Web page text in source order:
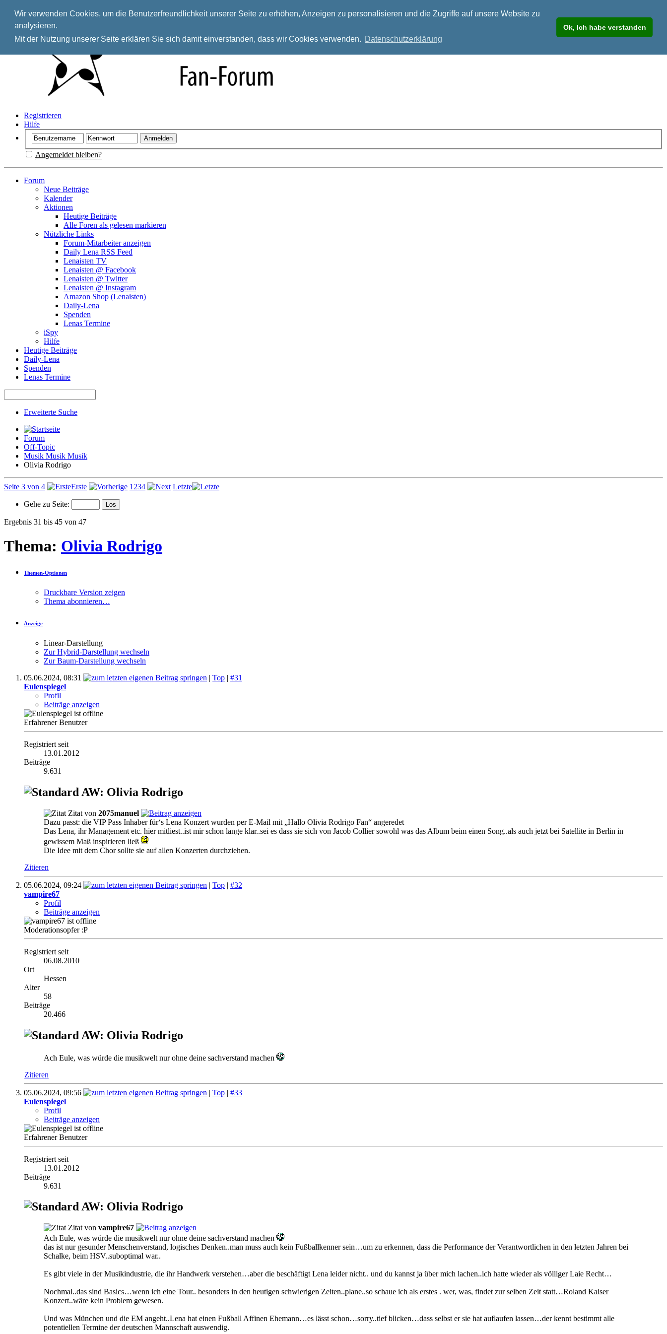
Wir verwenden Cookies, um die Benutzerfreundlichkeit unserer Seite zu erhöhen, Anzeigen zu personalisieren und die Zugriffe auf unsere Website zu
analysieren.
Mit der Nutzung unserer Seite erklären Sie sich damit einverstanden, dass wir Cookies verwenden. Datenschutzerklärung
Ok, Ich habe verstanden
Registrieren
Hilfe
Angemeldet bleiben?
Forum
Neue Beiträge
Kalender
Aktionen
Heutige Beiträge
Alle Foren als gelesen markieren
Nützliche Links
Forum-Mitarbeiter anzeigen
Daily Lena RSS Feed
Lenaisten TV
Lenaisten @ Facebook
Lenaisten @ Twitter
Lenaisten @ Instagram
Amazon Shop (Lenaisten)
Daily-Lena
Spenden
Lenas Termine
iSpy
Hilfe
Heutige Beiträge
Daily-Lena
Spenden
Lenas Termine
Erweiterte Suche
Forum
Off-Topic
Musik Musik Musik
Olivia Rodrigo
Seite 3 von 4 Erste 1 234 Letzte
Gehe zu Seite:
Ergebnis 31 bis 45 von 47
Thema: Olivia Rodrigo
Themen-Optionen
Druckbare Version zeigen
Thema abonnieren…
Anzeige
Linear-Darstellung
Zur Hybrid-Darstellung wechseln
Zur Baum-Darstellung wechseln
05.06.2024, 08:31 | Top | #31
Eulenspiegel
Profil
Beiträge anzeigen
Erfahrener Benutzer
Registriert seit
13.01.2012
Beiträge
9.631
AW: Olivia Rodrigo
Zitat von 2075manuel
Dazu passt: die VIP Pass Inhaber für‘s Lena Konzert wurden per E-Mail mit „Hallo Olivia Rodrigo Fan“ angeredet
Das Lena, ihr Management etc. hier mitliest..ist mir schon lange klar..sei es dass sie sich von Jacob Collier sowohl was das Album beim einen Song..als auch jetzt bei Satellite in Berlin in
gewissem Maß inspirieren ließ
Die Idee mit dem Chor sollte sie auf allen Konzerten durchziehen.
Zitieren
05.06.2024, 09:24 | Top | #32
vampire67
Profil
Beiträge anzeigen
Moderationsopfer :P
Registriert seit
06.08.2010
Ort
Hessen
Alter
58
Beiträge
20.466
AW: Olivia Rodrigo
Ach Eule, was würde die musikwelt nur ohne deine sachverstand machen
Zitieren
05.06.2024, 09:56 | Top | #33
Eulenspiegel
Profil
Beiträge anzeigen
Erfahrener Benutzer
Registriert seit
13.01.2012
Beiträge
9.631
AW: Olivia Rodrigo
Zitat von vampire67
Ach Eule, was würde die musikwelt nur ohne deine sachverstand machen
das ist nur gesunder Menschenverstand, logisches Denken..man muss auch kein Fußballkenner sein…um zu erkennen, dass die Performance der Verantwortlichen in den letzten Jahren bei
Schalke, beim HSV..suboptimal war..
Es gibt viele in der Musikindustrie, die ihr Handwerk verstehen…aber die beschäftigt Lena leider nicht.. und du kannst ja über mich lachen..ich hatte wieder als völliger Laie Recht…
Nochmal..das sind Basics…wenn ich eine Tour.. besonders in den heutigen schwierigen Zeiten..plane..so schaue ich als erstes . wer, was, findet zur selben Zeit statt…Roland Kaiser
Konzert..wäre kein Problem gewesen.
Und was München und die EM angeht..Lena hat einen Fußball Affinen Ehemann…es lässt schon…sorry..tief blicken…dass selbst er sie hat auflaufen lassen…der kennt bestimmt alle
potentiellen Termine der deutschen Mannschaft auswendig.